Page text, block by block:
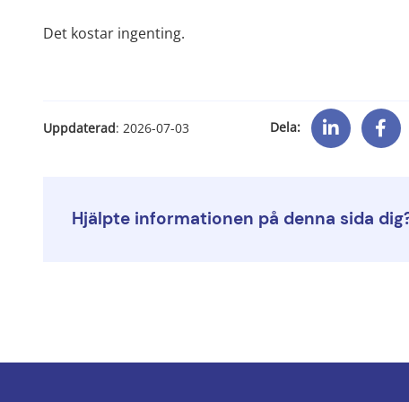
Det kostar ingenting.
Uppdaterad: 2026-07-03 Dela:
Hjälpte informationen på denna sida